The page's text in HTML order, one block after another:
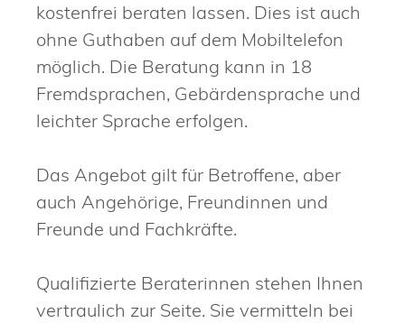
kostenfrei beraten lassen. Dies ist auch
ohne Guthaben auf dem Mobiltelefon
möglich. Die Beratung kann in 18
Fremdsprachen, Gebärdensprache und
leichter Sprache erfolgen.
Das Angebot gilt für Betroffene, aber
auch Angehörige, Freundinnen und
Freunde und Fachkräfte.
Qualifizierte Beraterinnen stehen Ihnen
vertraulich zur Seite. Sie vermitteln bei